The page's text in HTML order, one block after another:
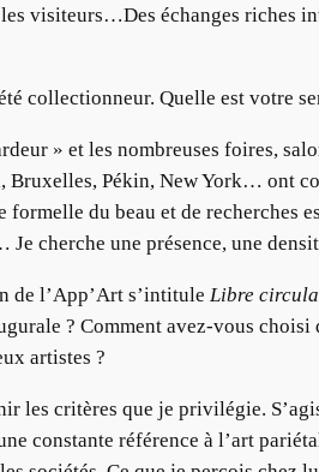
visiteurs…Des échanges riches
collectionneur. Quelle est votre
» et les nombreuses foires,
Bruxelles, Pékin, New York… ont
formelle du beau et de recherches
cherche une présence, une
de l’App’Art s’intitule Libre
? Comment avez-vous choisi
artistes ?
les critères que je privilégie.
constante référence à l’art